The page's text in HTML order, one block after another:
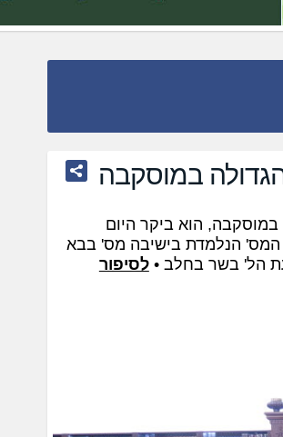
במוסקבה
במוסקבה, הוא ביקר היום
המס' הנלמדת בישיבה מס' בבא
הל' בשר בחלב •לסיפור